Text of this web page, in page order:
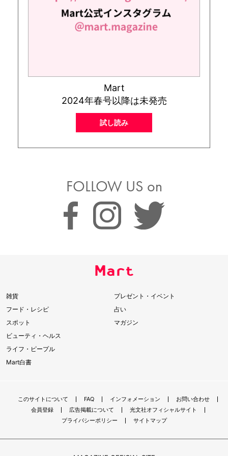
Mart
2024年春号以降は未発売
試し読み
FOLLOW US on
雑貨
フード・レシピ
スポット
ビューティ・ヘルス
ライフ・ピープル
Mart白書
プレゼント・イベント
占い
マガジン
このサイトについて FAQ インフォメーション
お問い合わせ
会員登録
広告掲載について
光文社オフィシャルサイト
プライバシーポリシー
サイトマップ